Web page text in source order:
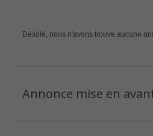
Désolé, nous n'avons trouvé aucune
Annonce mise en